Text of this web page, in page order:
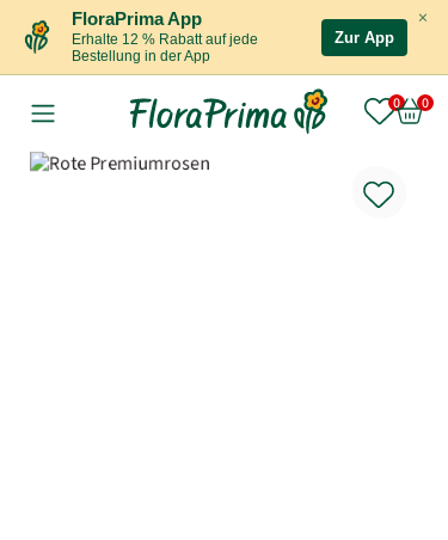
×
FloraPrima App
Erhalte 12 % Rabatt auf jede
Bestellung in der App
Zur App